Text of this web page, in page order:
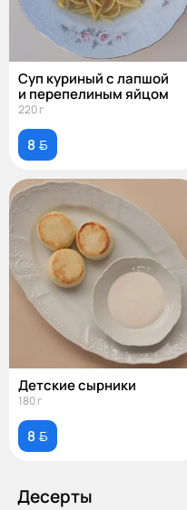
Суп куриный с лапшой
и перепелиным яйцом
220 г
8 
Детские сырники
180 г
8 
Десерты